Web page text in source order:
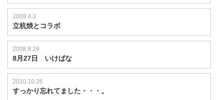
2009.4.3
立杭焼とコラボ
2008.8.29
8月27日 いけばな
2010.10.26
すっかり忘れてました・・・。